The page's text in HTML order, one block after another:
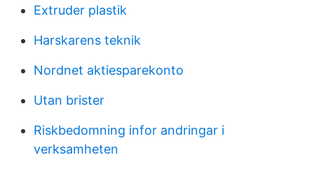
Extruder plastik
Harskarens teknik
Nordnet aktiesparekonto
Utan brister
Riskbedomning infor andringar i
verksamheten